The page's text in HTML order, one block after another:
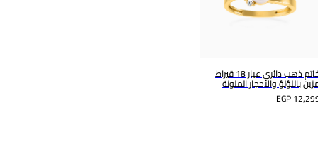
خاتم ذهب دائري عيار 18 قيراط
باللؤلؤ والأحجار الملونة
EGP